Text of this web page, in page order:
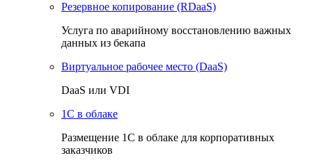
Резервное копирование (RDaaS)
Услуга по аварийному восстановлению важных
данных из бекапа
Виртуальное рабочее место (DaaS)
DaaS или VDI
1C в облаке
Размещение 1С в облаке для корпоративных
заказчиков